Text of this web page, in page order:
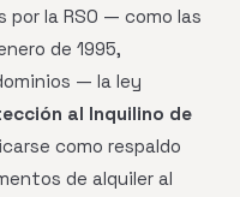
por la RSO — como las
de 1995,
— la ley
al Inquilino de
como respaldo
de alquiler al